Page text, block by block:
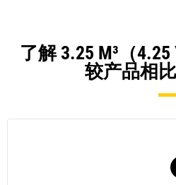
了解 3.25 M³（
较产品相比